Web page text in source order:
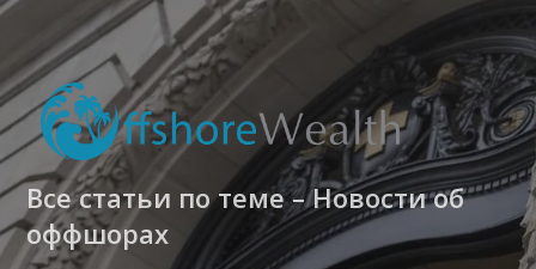
Все статьи по теме – Новости об
оффшорах